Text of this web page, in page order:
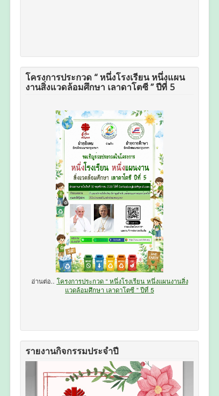
โครงการประกวด “ หนึ่งโรงเรียน หนึ่งแผน
งานสิ่งแวดล้อมศึกษา เลาดาโตซี ” ปีที่ 5
อ่านต่อ.. โครงการประกวด “ หนึ่งโรงเรียน หนึ่งแผนงานสิ่ง
แวดล้อมศึกษา เลาดาโตซี ” ปีที่ 5
รายงานกิจกรรมประจำปี